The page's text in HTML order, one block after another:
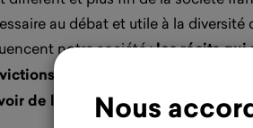
Nous
au débat et utile à la diversité
notre société :les récits qui
profondes ont d’autant plus
de l’impact.